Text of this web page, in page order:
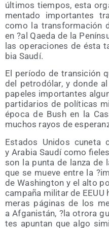
últi­mos tiem­pos, esta
men­ta­do impor­tan­tes
como la trans­for­ma­ción
en ?al Qae­da de la
las ope­ra­cio­nes de ésta
bia Saudí.
El perío­do de tran­si­ción
del petro­dó­lar, y don­de
pape­les impor­tan­tes
par­ti­da­rios de polí­ti­cas
épo­ca de Bush en la
muchos rayos de
Esta­dos Uni­dos cune­ta
y Ara­bia Sau­dí como
son la pun­ta de lan­za de
que se mue­ve entre la
de Washing­ton y el alto
cam­pa­ña mili­tar de
me­ras pági­nas de los
a Afga­nis­tán, ?la otro­ra
tes apun­tan que algo